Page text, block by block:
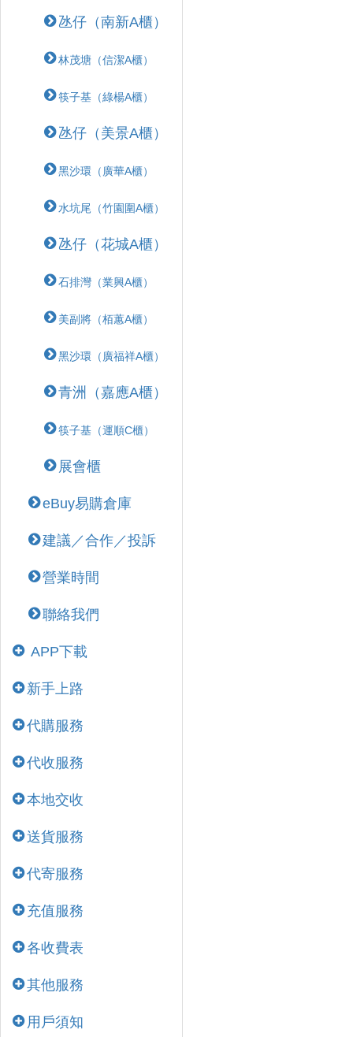
氹仔（南新A櫃）
林茂塘（信潔A櫃）
筷子基（綠楊A櫃）
氹仔（美景A櫃）
黑沙環（廣華A櫃）
水坑尾（竹園圍A櫃）
氹仔（花城A櫃）
石排灣（業興A櫃）
美副將（栢蕙A櫃）
黑沙環（廣福祥A櫃）
青洲（嘉應A櫃）
筷子基（運順C櫃）
展會櫃
eBuy易購倉庫
建議／合作／投訴
營業時間
聯絡我們
APP下載
新手上路
代購服務
代收服務
本地交收
送貨服務
代寄服務
充值服務
各收費表
其他服務
用戶須知